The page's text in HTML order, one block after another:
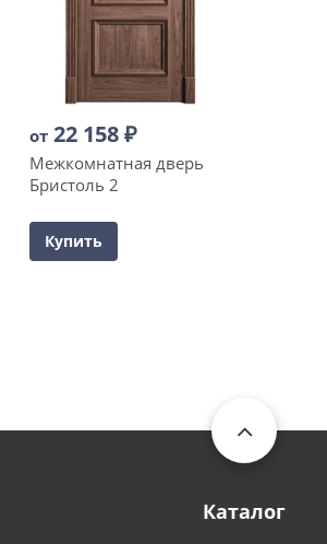
от 22 158₽
Межкомнатная дверь
Бристоль 2
Купить
Каталог